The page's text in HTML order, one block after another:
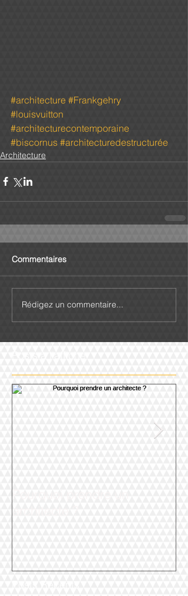
#architecture #Frankgehry
#louisvuitton
#architecturecontemporaine
#biscornus #architecturedestructurée
Architecture
Commentaires
Rédigez un commentaire...